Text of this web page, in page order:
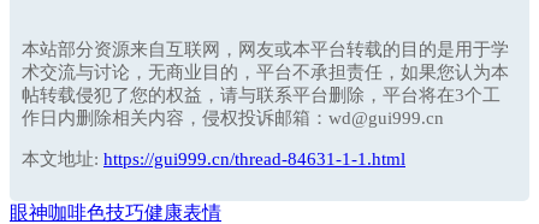
本站部分资源来自互联网，网友或本平台转载的目的是用于学
术交流与讨论，无商业目的，平台不承担责任，如果您认为本
帖转载侵犯了您的权益，请与联系平台删除，平台将在3个工
作日内删除相关内容，侵权投诉邮箱：wd@gui999.cn
本文地址: https://gui999.cn/thread-84631-1-1.html
眼神咖啡色技巧健康表情